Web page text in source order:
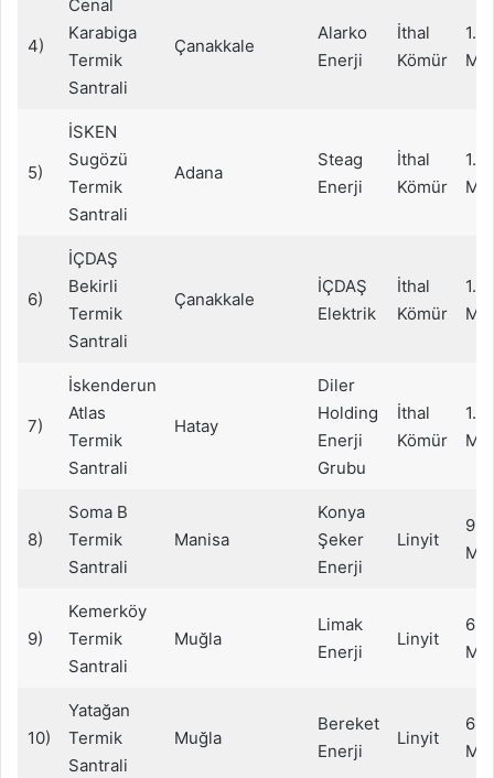
4)
Cenal
Karabiga
Termik
Santrali
Çanakkale
Alarko
Enerji
İthal
Kömür
MW
5)
İSKEN
Sugözü
Termik
Santrali
Adana
Steag
Enerji
İthal
Kömür
MW
6)
İÇDAŞ
Bekirli
Termik
Santrali
Çanakkale
İÇDAŞ
Elektrik
İthal
Kömür
MW
7)
İskenderun
Atlas
Termik
Santrali
Hatay
Diler
Holding
Enerji
Grubu
İthal
Kömür
MW
8)
Soma B
Termik
Santrali
Manisa
Konya
Şeker
Enerji
Linyit
990
MW
9)
Kemerköy
Termik
Santrali
Muğla
Limak
Enerji
Linyit
MW
10)
Yatağan
Termik
Santrali
Muğla
Bereket
Enerji
Linyit
MW